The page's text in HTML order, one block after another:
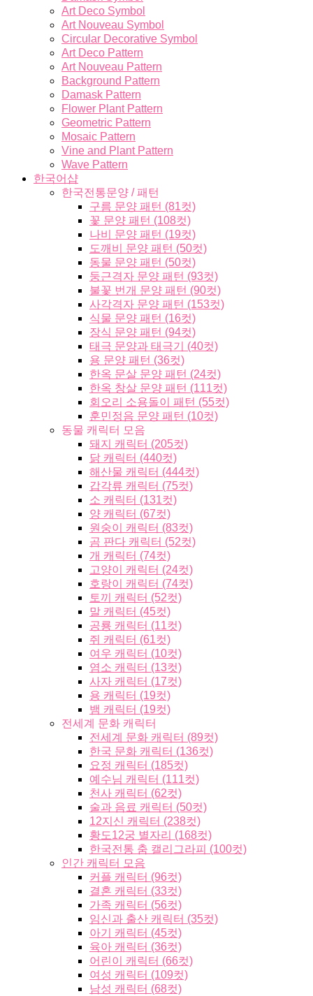
Art Deco Symbol
Art Nouveau Symbol
Circular Decorative Symbol
Art Deco Pattern
Art Nouveau Pattern
Background Pattern
Damask Pattern
Flower Plant Pattern
Geometric Pattern
Mosaic Pattern
Vine and Plant Pattern
Wave Pattern
한국어샵
한국전통문양 / 패턴
구름 문양 패턴 (81컷)
꽃 문양 패턴 (108컷)
나비 문양 패턴 (19컷)
도깨비 문양 패턴 (50컷)
동물 문양 패턴 (50컷)
둥근격자 문양 패턴 (93컷)
불꽃 번개 문양 패턴 (90컷)
사각격자 문양 패턴 (153컷)
식물 문양 패턴 (16컷)
장식 문양 패턴 (94컷)
태극 문양과 태극기 (40컷)
용 문양 패턴 (36컷)
한옥 문살 문양 패턴 (24컷)
한옥 창살 문양 패턴 (111컷)
회오리 소용돌이 패턴 (55컷)
훈민정음 문양 패턴 (10컷)
동물 캐릭터 모음
돼지 캐릭터 (205컷)
닭 캐릭터 (440컷)
해산물 캐릭터 (444컷)
갑각류 캐릭터 (75컷)
소 캐릭터 (131컷)
양 캐릭터 (67컷)
원숭이 캐릭터 (83컷)
곰 판다 캐릭터 (52컷)
개 캐릭터 (74컷)
고양이 캐릭터 (24컷)
호랑이 캐릭터 (74컷)
토끼 캐릭터 (52컷)
말 캐릭터 (45컷)
공룡 캐릭터 (11컷)
쥐 캐릭터 (61컷)
여우 캐릭터 (10컷)
염소 캐릭터 (13컷)
사자 캐릭터 (17컷)
용 캐릭터 (19컷)
뱀 캐릭터 (19컷)
전세계 문화 캐릭터
전세계 문화 캐릭터 (89컷)
한국 문화 캐릭터 (136컷)
요정 캐릭터 (185컷)
예수님 캐릭터 (111컷)
천사 캐릭터 (62컷)
술과 음료 캐릭터 (50컷)
12지신 캐릭터 (238컷)
황도12궁 별자리 (168컷)
한국전통 춤 캘리그라피 (100컷)
인간 캐릭터 모음
커플 캐릭터 (96컷)
결혼 캐릭터 (33컷)
가족 캐릭터 (56컷)
임신과 출산 캐릭터 (35컷)
아기 캐릭터 (45컷)
육아 캐릭터 (36컷)
어린이 캐릭터 (66컷)
여성 캐릭터 (109컷)
남성 캐릭터 (68컷)